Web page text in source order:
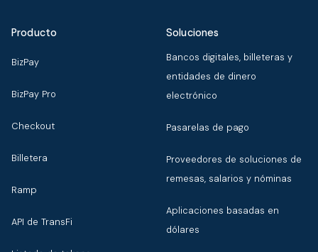
Producto
BizPay
BizPay Pro
Checkout
Billetera
Ramp
API de TransFi
Soluciones
Bancos digitales, billeteras y
entidades de dinero
electrónico
Pasarelas de pago
Proveedores de soluciones de
remesas, salarios y nóminas
Aplicaciones basadas en
dólares